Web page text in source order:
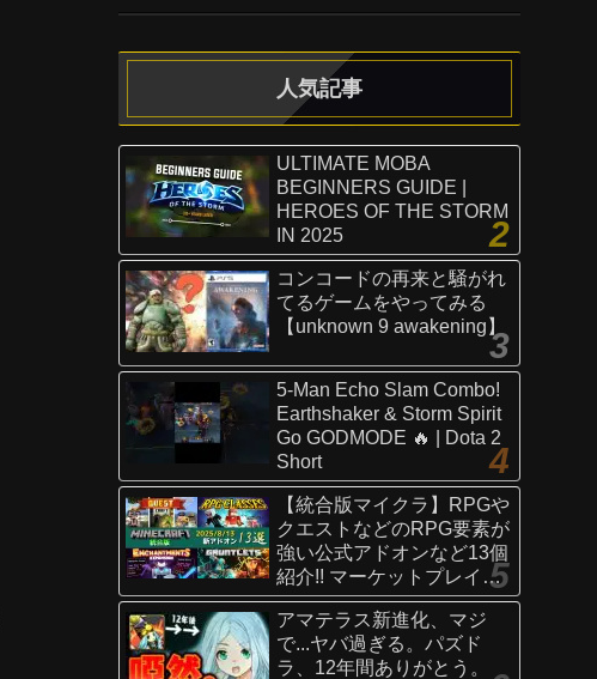
人気記事
ULTIMATE MOBA
BEGINNERS GUIDE |
HEROES OF THE STORM
IN 2025
コンコードの再来と騒がれ
てるゲームをやってみる
【unknown 9 awakening】
5-Man Echo Slam Combo!
Earthshaker & Storm Spirit
Go GODMODE 🔥 | Dota 2
Short
【統合版マイクラ】RPGや
クエストなどのRPG要素が
強い公式アドオンなど13個
紹介!! マーケットプレイス
情報
【Switch/Win10/PE/PS/Xb
ox】
アマテラス新進化、マジ
で...ヤバ過ぎる。パズド
ラ、12年間ありがとう。